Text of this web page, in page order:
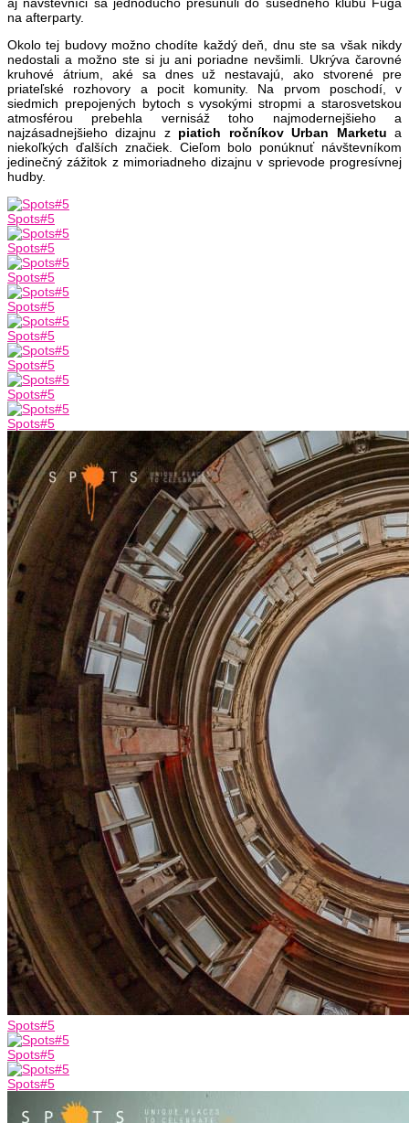
na afterparty.
Okolo tej budovy možno chodíte každý deň, dnu ste sa však nikdy
nedostali a možno ste si ju ani poriadne nevšimli. Ukrýva čarovné
kruhové átrium, aké sa dnes už nestavajú, ako stvorené pre
priateľské rozhovory a pocit komunity. Na prvom poschodí, v
siedmich prepojených bytoch s vysokými stropmi a starosvetskou
atmosférou prebehla vernisáž toho najmodernejšieho a
najzásadnejšieho dizajnu zpiatich ročníkov Urban Marketua
niekoľkých ďalších značiek. Cieľom bolo ponúknuť návštevníkom
jedinečný zážitok z mimoriadneho dizajnu v sprievode progresívnej
hudby.
Spots#5
Spots#5
Spots#5
Spots#5
Spots#5
Spots#5
Spots#5
Spots#5
Spots#5
Spots#5
Spots#5